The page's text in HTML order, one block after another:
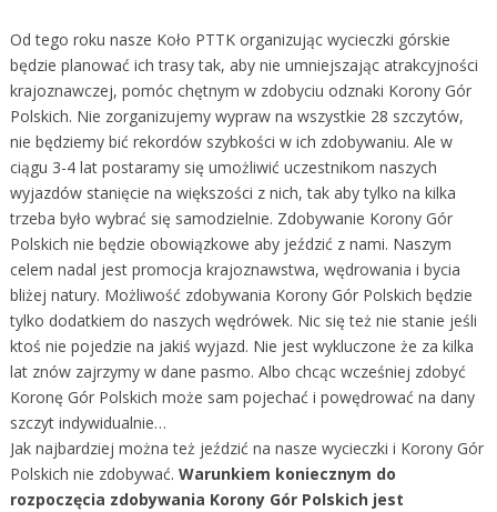
Od tego roku nasze Koło PTTK organizując wycieczki górskie
będzie planować ich trasy tak, aby nie umniejszając atrakcyjności
krajoznawczej, pomóc chętnym w zdobyciu odznaki Korony Gór
Polskich. Nie zorganizujemy wypraw na wszystkie 28 szczytów,
nie będziemy bić rekordów szybkości w ich zdobywaniu. Ale w
ciągu 3-4 lat postaramy się umożliwić uczestnikom naszych
wyjazdów stanięcie na większości z nich, tak aby tylko na kilka
trzeba było wybrać się samodzielnie. Zdobywanie Korony Gór
Polskich nie będzie obowiązkowe aby jeździć z nami. Naszym
celem nadal jest promocja krajoznawstwa, wędrowania i bycia
bliżej natury. Możliwość zdobywania Korony Gór Polskich będzie
tylko dodatkiem do naszych wędrówek. Nic się też nie stanie jeśli
ktoś nie pojedzie na jakiś wyjazd. Nie jest wykluczone że za kilka
lat znów zajrzymy w dane pasmo. Albo chcąc wcześniej zdobyć
Koronę Gór Polskich może sam pojechać i powędrować na dany
szczyt indywidualnie…
Jak najbardziej można też jeździć na nasze wycieczki i Korony Gór
Polskich nie zdobywać. Warunkiem koniecznym do
rozpoczęcia zdobywania Korony Gór Polskich jest